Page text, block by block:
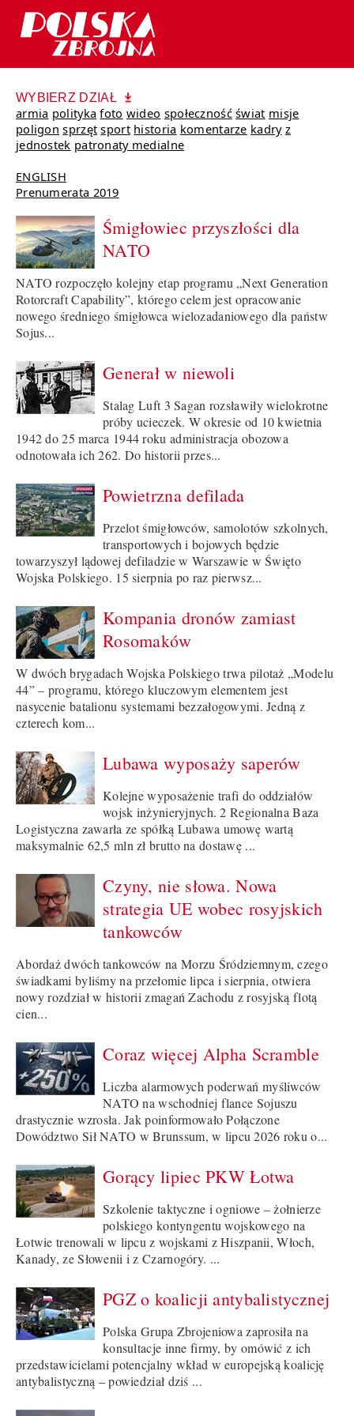
WYBIERZ DZIAŁ
armia polityka foto wideo społeczność świat misje
poligon sprzęt sport historia komentarze kadry z
jednostek patronaty medialne
ENGLISH
Prenumerata 2019
Śmigłowiec przyszłości dla
NATO
NATO rozpoczęło kolejny etap programu „Next Generation
Rotorcraft Capability”, którego celem jest opracowanie
nowego średniego śmigłowca wielozadaniowego dla państw
Sojus...
Generał w niewoli
Stalag Luft 3 Sagan rozsławiły wielokrotne
próby ucieczek. W okresie od 10 kwietnia
1942 do 25 marca 1944 roku administracja obozowa
odnotowała ich 262. Do historii przes...
Powietrzna defilada
Przelot śmigłowców, samolotów szkolnych,
transportowych i bojowych będzie
towarzyszył lądowej defiladzie w Warszawie w Święto
Wojska Polskiego. 15 sierpnia po raz pierwsz...
Kompania dronów zamiast
Rosomaków
W dwóch brygadach Wojska Polskiego trwa pilotaż „Modelu
44” – programu, którego kluczowym elementem jest
nasycenie batalionu systemami bezzałogowymi. Jedną z
czterech kom...
Lubawa wyposaży saperów
Kolejne wyposażenie trafi do oddziałów
wojsk inżynieryjnych. 2 Regionalna Baza
Logistyczna zawarła ze spółką Lubawa umowę wartą
maksymalnie 62,5 mln zł brutto na dostawę ...
Czyny, nie słowa. Nowa
strategia UE wobec rosyjskich
tankowców
Abordaż dwóch tankowców na Morzu Śródziemnym, czego
świadkami byliśmy na przełomie lipca i sierpnia, otwiera
nowy rozdział w historii zmagań Zachodu z rosyjską flotą
cien...
Coraz więcej Alpha Scramble
Liczba alarmowych poderwań myśliwców
NATO na wschodniej flance Sojuszu
drastycznie wzrosła. Jak poinformowało Połączone
Dowództwo Sił NATO w Brunssum, w lipcu 2026 roku o...
Gorący lipiec PKW Łotwa
Szkolenie taktyczne i ogniowe – żołnierze
polskiego kontyngentu wojskowego na
Łotwie trenowali w lipcu z wojskami z Hiszpanii, Włoch,
Kanady, ze Słowenii i z Czarnogóry. ...
PGZ o koalicji antybalistycznej
Polska Grupa Zbrojeniowa zaprosiła na
konsultacje inne firmy, by omówić z ich
przedstawicielami potencjalny wkład w europejską koalicję
antybalistyczną – powiedział dziś ...